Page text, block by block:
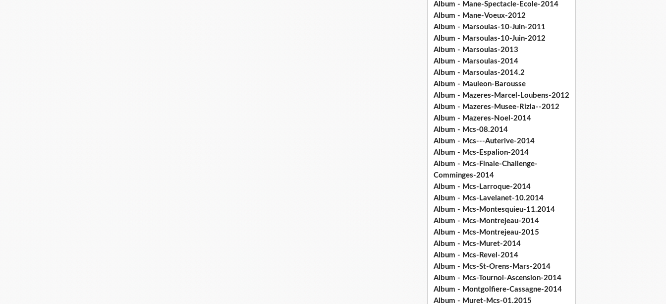
Album - Mane-Spectacle-Ecole-2014
Album - Mane-Voeux-2012
Album - Marsoulas-10-Juin-2011
Album - Marsoulas-10-Juin-2012
Album - Marsoulas-2013
Album - Marsoulas-2014
Album - Marsoulas-2014.2
Album - Mauleon-Barousse
Album - Mazeres-Marcel-Loubens-2012
Album - Mazeres-Musee-Rizla--2012
Album - Mazeres-Noel-2014
Album - Mcs-08.2014
Album - Mcs---Auterive-2014
Album - Mcs-Espalion-2014
Album - Mcs-Finale-Challenge-
Comminges-2014
Album - Mcs-Larroque-2014
Album - Mcs-Lavelanet-10.2014
Album - Mcs-Montesquieu-11.2014
Album - Mcs-Montrejeau-2014
Album - Mcs-Montrejeau-2015
Album - Mcs-Muret-2014
Album - Mcs-Revel-2014
Album - Mcs-St-Orens-Mars-2014
Album - Mcs-Tournoi-Ascension-2014
Album - Montgolfiere-Cassagne-2014
Album - Muret-Mcs-01.2015